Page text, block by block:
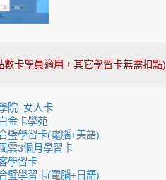
數卡學員適用，其它學習卡無需扣點)
院_女人卡
金卡學苑
璧學習卡(電腦+美語)
雲3個月學習卡
學習卡
璧學習卡(電腦+日語)